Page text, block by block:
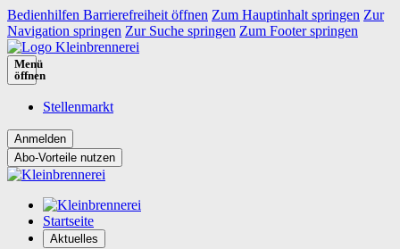
Bedienhilfen Barrierefreiheit öffnen Zum Hauptinhalt springen Zur
Navigation springen Zur Suche springen Zum Footer springen
Menü
öffnen
Stellenmarkt
Abo-Vorteile nutzen
Startseite
Aktuelles